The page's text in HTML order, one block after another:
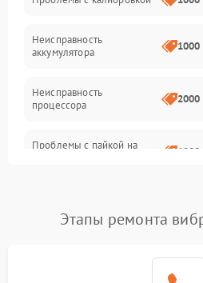
Неисправность
аккумулятора
1000
Неисправность
процессора
2000
Проблемы с пайкой на
1000
управления
500 ₽
Этапы ремонта